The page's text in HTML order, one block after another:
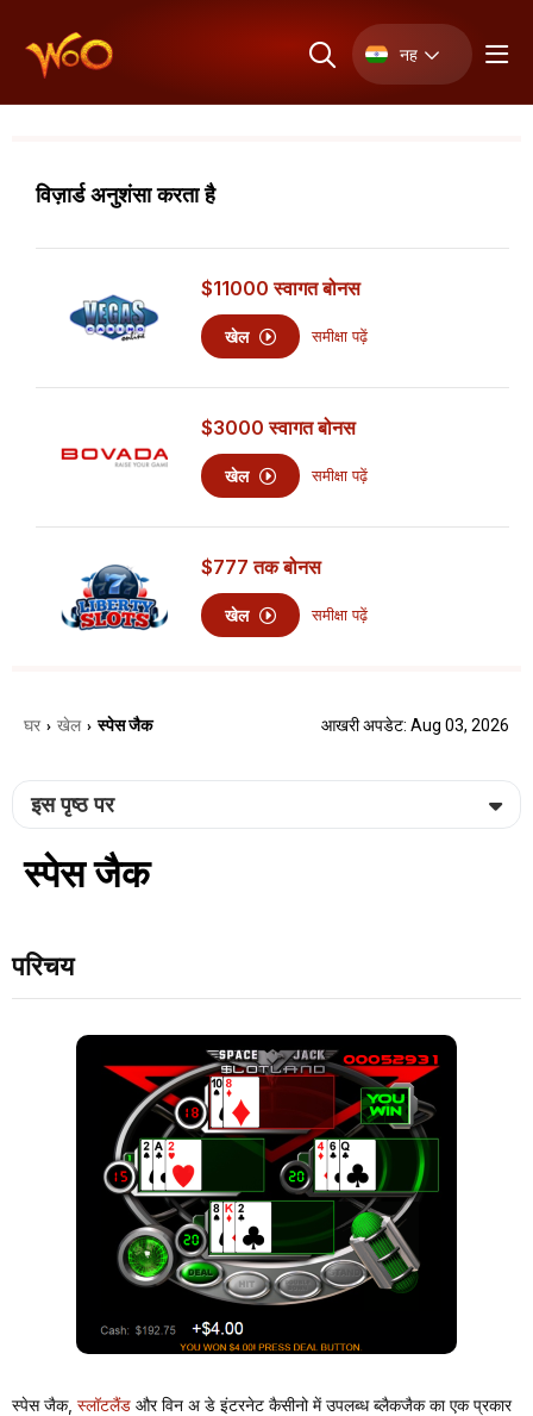
नह
विज़ार्ड अनुशंसा करता है
$11000 स्वागत बोनस
खेल समीक्षा पढ़ें
$3000 स्वागत बोनस
खेल समीक्षा पढ़ें
$777 तक बोनस
खेल समीक्षा पढ़ें
घर › खेल › स्पेस जैक आखरी अपडेट: Aug 03, 2026
इस पृष्ठ पर
स्पेस जैक
परिचय
स्पेस जैक, स्लॉटलैंड और विन अ डे इंटरनेट कैसीनो में उपलब्ध ब्लैकजैक का एक प्रकार